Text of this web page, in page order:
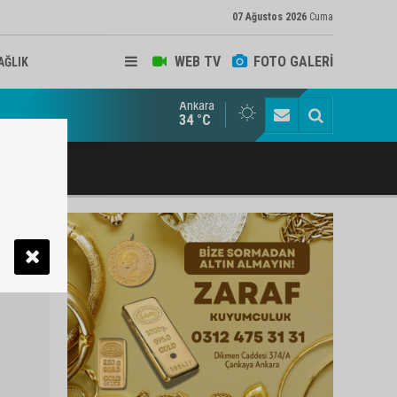
07 Ağustos 2026 Cuma
WEB TV FOTO GALERİ
ve Arabulucu Rüstem Yiğit Ahizer'e ziyaretçi akını
Ankara
34 °C